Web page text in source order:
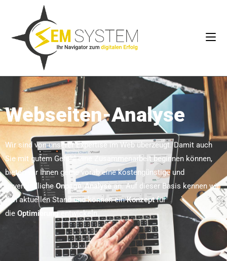
Webseiten-Analyse
Wir sind von unserer Expertise im Web überzeugt. Damit auch
Sie mit gutem Gefühl eine Zusammenarbeit beginnen können,
bieten wir Ihnen gerne vorab eine kostengünstige und
unverbindlicheOnpage-Analysean. Auf dieser Basis kennen wir
den aktuellen Stand und können einKonzeptfür
die Optimierungentwickeln.